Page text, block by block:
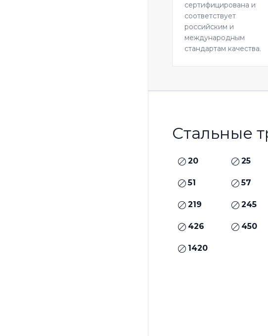
сертифицирована и
соответствует
российским и
международным
стандартам качества.
Стальные
20 25
51 57
219 245
426 450
1420